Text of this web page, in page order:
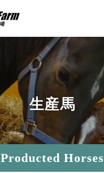
Producted Horses
生産馬